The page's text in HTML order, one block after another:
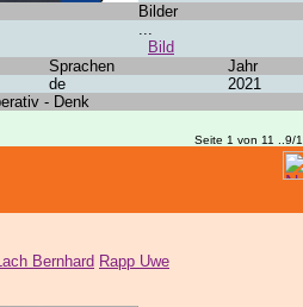
Bilder
...
Bild
Sprachen
Jahr
de
2021
- Denk
Seite 1 von 11 ..9/
Bernhard Rapp Uwe